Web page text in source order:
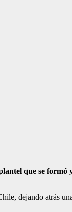
que se
dejando atrás